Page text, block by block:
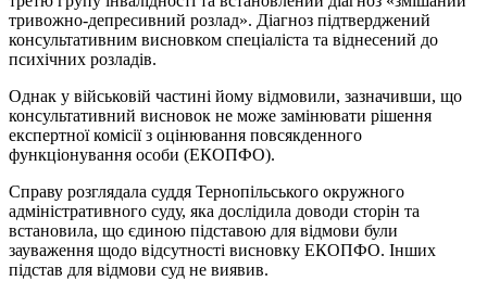
тривожно-депресивний розлад». Діагноз підтверджений
консультативним висновком спеціаліста та віднесений до
психічних розладів.
Однак у військовій частині йому відмовили, зазначивши, що
консультативний висновок не може замінювати рішення
експертної комісії з оцінювання повсякденного
функціонування особи (ЕКОПФО).
Справу розглядала суддя Тернопільського окружного
адміністративного суду, яка дослідила доводи сторін та
встановила, що єдиною підставою для відмови були
зауваження щодо відсутності висновку ЕКОПФО. Інших
підстав для відмови суд не виявив.